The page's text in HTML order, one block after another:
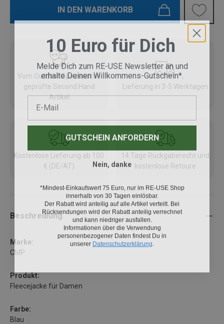
IN DEN WARENKORB
Vom Outdoor Spezialisten
geprüfte Second Hand
Artikel
Lieferung in 3-5 Werktagen
Kostenlose Lieferung ab 100
€ (DE/AT)
14 Tage Rückgaberecht und
kostenlose Retoure
Beschreibung
Marke:
CMP
Produkt:
Fleecejacke für Damen
Farbe:
Blau
10 Euro für Dich
Melde Dich zum RE-USE Newsletter an und
erhalte Deinen Willkommens-Gutschein*.
E-Mail
GUTSCHEIN ANFORDERN
Nein, danke
*Mindest-Einkaufswert 75 Euro, nur im RE-USE Shop
innerhalb von 30 Tagen einlösbar.
Der Rabatt wird anteilig auf alle Artikel verteilt. Bei
Rücksendungen wird der Rabatt anteilig verrechnet
und kann niedriger ausfallen.
Informationen über die Verwendung
personenbezogener Daten findest Du in
unsererDatenschutzerklärung .